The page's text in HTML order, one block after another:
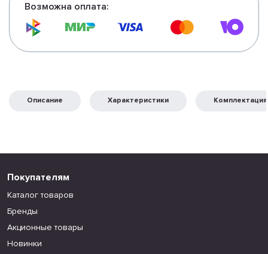
Возможна оплата:
Описание Характеристики Комплектация
Покупателям
Каталог товаров
Бренды
Акционные товары
Новинки